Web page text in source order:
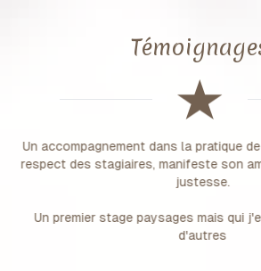
Un accompagnement dans la pratique
respect des stagiaires, manifeste son
justesse.
Un premier stage paysages mais qui
d'autres